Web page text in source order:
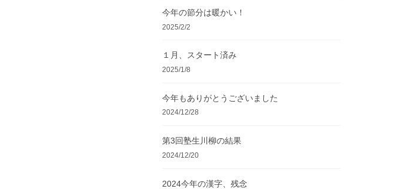
今年の節分は暖かい！
2025/2/2
１月、スタート済み
2025/1/8
今年もありがとうございました
2024/12/28
第3回塾生川柳の結果
2024/12/20
2024今年の漢字、残念